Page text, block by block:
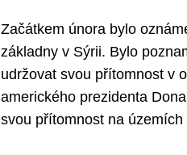
Začátkem února bylo
základny v Sýrii. Bylo
udržovat svou přítomnost v
amerického prezidenta
svou přítomnost na